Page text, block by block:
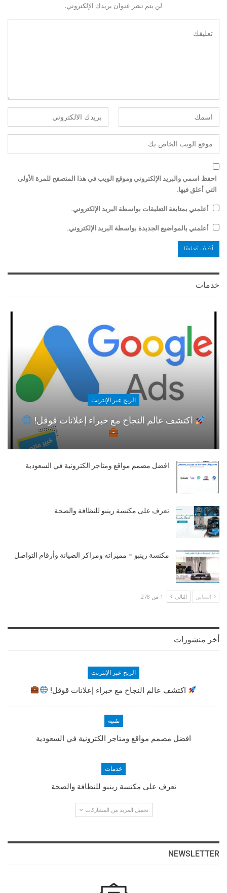
لن يتم نشر عنوان بريدك الإلكتروني.
احفظ اسمي والبريد الإلكتروني وموقع الويب في هذا المتصفح للمرة الأولى
التي أعلق فيها.
أعلمني بمتابعة التعليقات بواسطة البريد الإلكتروني.
أعلمني بالمواضيع الجديدة بواسطة البريد الإلكتروني.
خدمات
الربح عبر الإنترنت
اكتشف عالم النجاح مع خبراء إعلانات قوقل!
افضل مصمم مواقع ومتاجر الكترونية في السعودية
تعرف على مكنسة رينبو للنظافة والصحة
مكنسة رينبو – مميزاته ومراكز الصيانة وأرقام التواصل
السابق التالي 1 من 278
أخر منشورات
الربح عبر الإنترنت
اكتشف عالم النجاح مع خبراء إعلانات قوقل!
تقنية
افضل مصمم مواقع ومتاجر الكترونية في السعودية
خدمات
تعرف على مكنسة رينبو للنظافة والصحة
تحميل المزيد من المشاركات
NEWSLETTER